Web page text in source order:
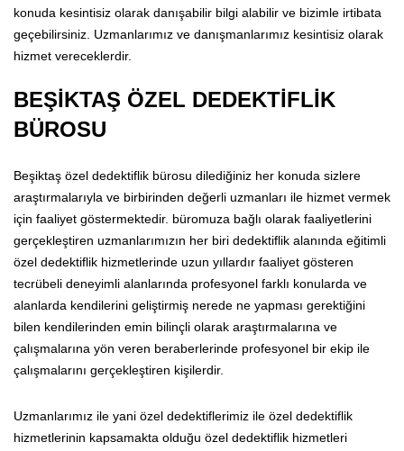
konuda kesintisiz olarak danışabilir bilgi alabilir ve bizimle irtibata
geçebilirsiniz. Uzmanlarımız ve danışmanlarımız kesintisiz olarak
hizmet vereceklerdir.
BEŞİKTAŞ ÖZEL DEDEKTİFLİK
BÜROSU
Beşiktaş özel dedektiflik bürosu dilediğiniz her konuda sizlere
araştırmalarıyla ve birbirinden değerli uzmanları ile hizmet vermek
için faaliyet göstermektedir. büromuza bağlı olarak faaliyetlerini
gerçekleştiren uzmanlarımızın her biri dedektiflik alanında eğitimli
özel dedektiflik hizmetlerinde uzun yıllardır faaliyet gösteren
tecrübeli deneyimli alanlarında profesyonel farklı konularda ve
alanlarda kendilerini geliştirmiş nerede ne yapması gerektiğini
bilen kendilerinden emin bilinçli olarak araştırmalarına ve
çalışmalarına yön veren beraberlerinde profesyonel bir ekip ile
çalışmalarını gerçekleştiren kişilerdir.
Uzmanlarımız ile yani özel dedektiflerimiz ile özel dedektiflik
hizmetlerinin kapsamakta olduğu özel dedektiflik hizmetleri